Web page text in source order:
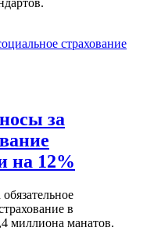
за
на 12%
в
миллиона манатов.